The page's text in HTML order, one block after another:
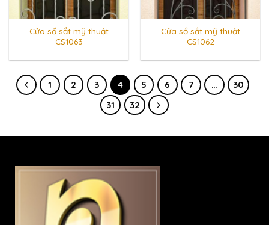
Cửa sổ sắt mỹ thuật
CS1063
Cửa sổ sắt mỹ thuật
CS1062
1 2 3 4 5 6 7 …
30
31
32